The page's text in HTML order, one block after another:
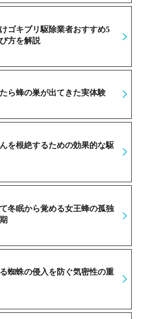
ゴキブリ駆除業者おすすめ5
方を解説
ら蜂の巣が出てきた実体験
を根絶するための効果的な駆
冬眠から覚める女王蜂の孤独
蜘蛛の侵入を防ぐ気密性の重